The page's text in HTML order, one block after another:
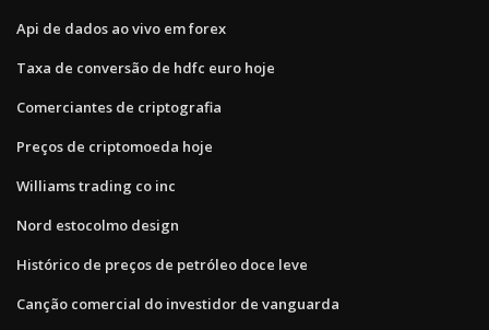
Api de dados ao vivo em forex
Taxa de conversão de hdfc euro hoje
Comerciantes de criptografia
Preços de criptomoeda hoje
Williams trading co inc
Nord estocolmo design
Histórico de preços de petróleo doce leve
Canção comercial do investidor de vanguarda